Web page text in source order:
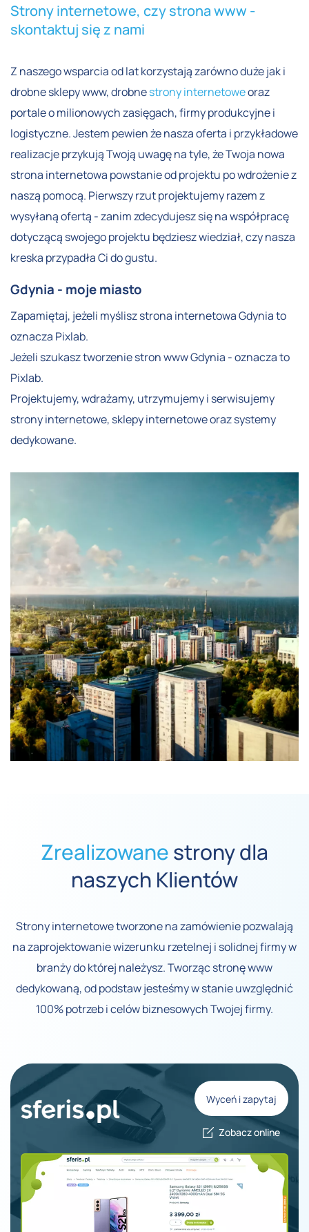
Strony internetowe, czy strona www -
skontaktuj się z nami
Z naszego wsparcia od lat korzystają zarówno duże jak i
drobne sklepy www, drobnestrony internetoweoraz
portale o milionowych zasięgach, firmy produkcyjne i
logistyczne. Jestem pewien że nasza oferta i przykładowe
realizacje przykują Twoją uwagę na tyle, że Twoja nowa
strona internetowa powstanie od projektu po wdrożenie z
naszą pomocą. Pierwszy rzut projektujemy razem z
wysyłaną ofertą - zanim zdecydujesz się na współpracę
dotyczącą swojego projektu będziesz wiedział, czy nasza
kreska przypadła Ci do gustu.
Gdynia - moje miasto
Zapamiętaj, jeżeli myślisz strona internetowa Gdynia to
oznacza Pixlab.
Jeżeli szukasz tworzenie stron www Gdynia - oznacza to
Pixlab.
Projektujemy, wdrażamy, utrzymujemy i serwisujemy
strony internetowe, sklepy internetowe oraz systemy
dedykowane.
Zrealizowanestrony dla
naszych Klientów
Strony internetowe tworzone na zamówienie pozwalają
na zaprojektowanie wizerunku rzetelnej i solidnej firmy w
branży do której należysz. Tworząc stronę www
dedykowaną, od podstaw jesteśmy w stanie uwzględnić
100% potrzeb i celów biznesowych Twojej firmy.
Wyceń i zapytaj
Zobacz online